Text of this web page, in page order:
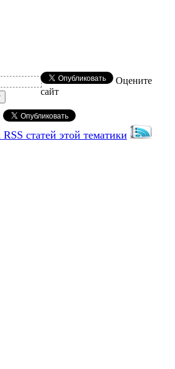
Оцените
сайт
статей этой тематики